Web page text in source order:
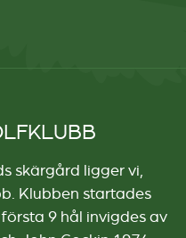
skärgård ligger vi,
Klubben startades
9 hål invigdes av